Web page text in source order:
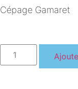
Cépage Gamaret